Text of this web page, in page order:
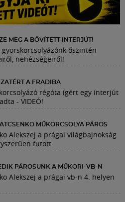
MEG A BŐVÍTETT INTERJÚT!
őszintén
nehézségeiről!
A FRADIBA
régóta ígért egy interjút
- VIDEÓ!
MŰKORCSOLYA PÁROS
Alekszej a prágai világbajnokság
futott.
PÁROSUNK A MŰKORI-VB-N
Alekszej a prágai vb-n 4. helyen